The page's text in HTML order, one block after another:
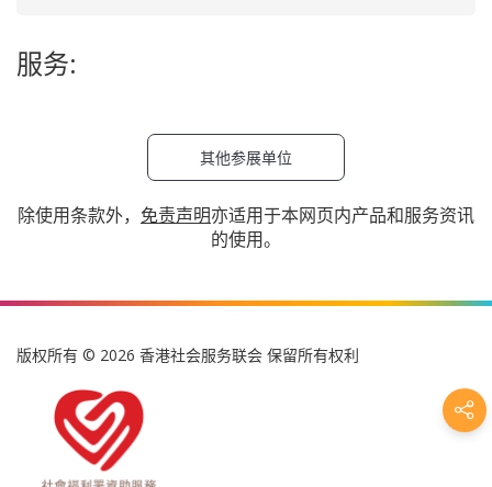
服务:
其他参展单位
除使用条款外， 免责声明亦适用于本网页内产品和服务资讯
的使用。
版权所有 © 2026 香港社会服务联会 保留所有权利